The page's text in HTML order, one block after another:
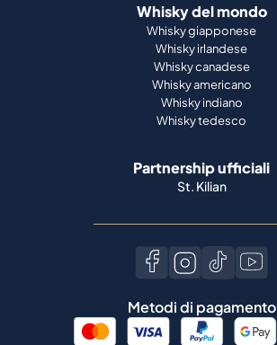
Whisky del mondo
Whisky giapponese
Whisky irlandese
Whisky canadese
Whisky americano
Whisky indiano
Whisky tedesco
Partnership ufficiali
St. Kilian
Metodi di pagamento